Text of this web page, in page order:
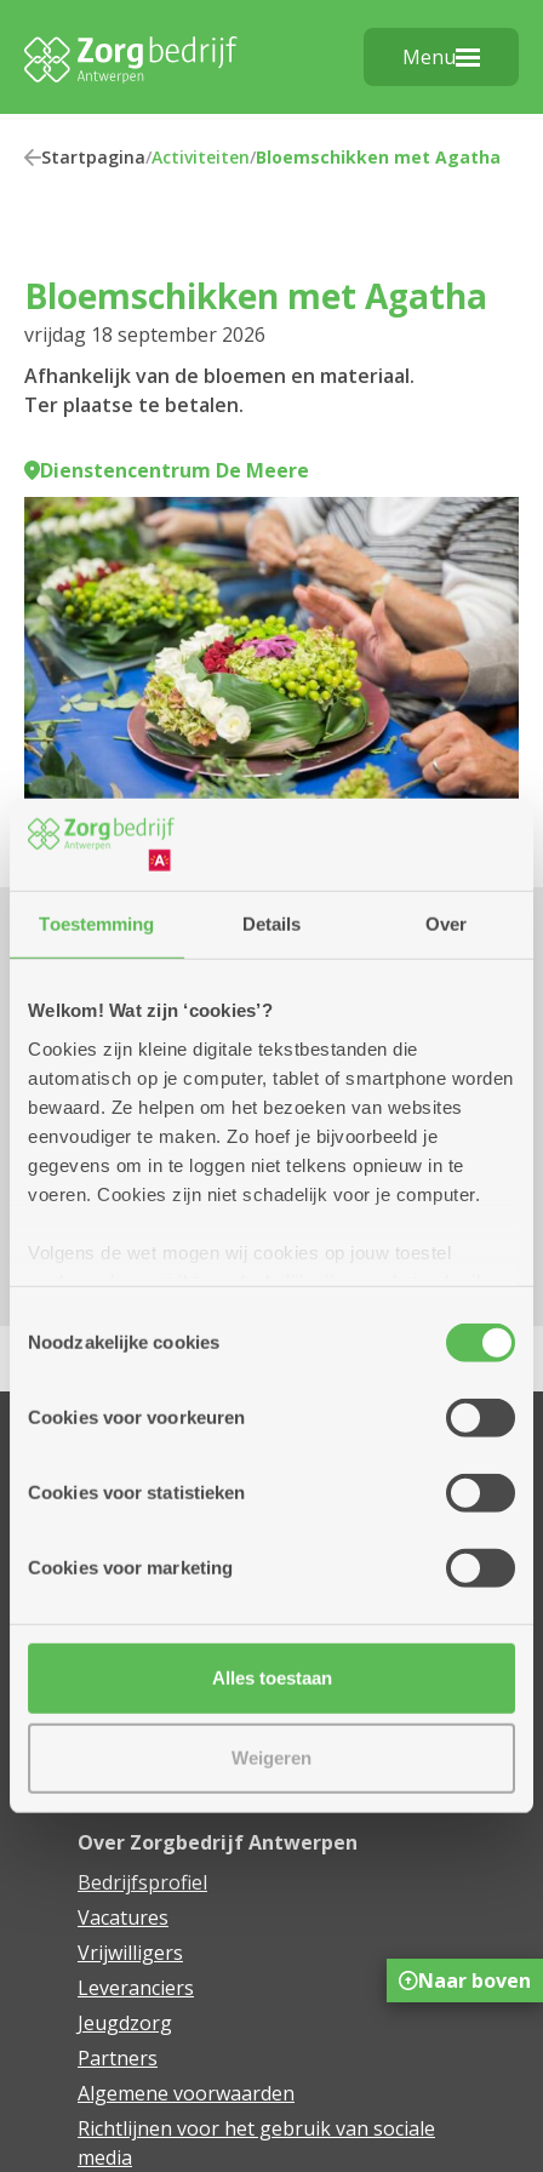
Toestemming Details Over
Welkom! Wat zijn ‘cookies’?
Cookies zijn kleine digitale tekstbestanden die
automatisch op je computer, tablet of smartphone worden
bewaard. Ze helpen om het bezoeken van websites
eenvoudiger te maken. Zo hoef je bijvoorbeeld je
gegevens om in te loggen niet telkens opnieuw in te
voeren. Cookies zijn niet schadelijk voor je computer.
Volgens de wet mogen wij cookies op jouw toestel
cookies hebben we jouw toestemming nodig. Sommige
cookies worden geplaatst door derde partijen die een
informatie over jouw (geanonimiseerd) gebruik van onze
partners kunnen deze gegevens combineren met andere
Noodzakelijke cookies
Cookies voor voorkeuren
Cookies voor statistieken
Cookies voor marketing
Alles toestaan
Weigeren
Menu
Startpagina/Activiteiten/Bloemschikken met Agatha
Bloemschikken met Agatha
vrijdag 18 september 2026
Afhankelijk van de bloemen en materiaal.
Ter plaatse te betalen.
Dienstencentrum De Meere
Praktisch
vrijdag 18 september
2026
14.00 uur tot 15.30
uur
Reserveer vervoer
Dienstencentrum De Meere
2600 Berchem
Delen
Woonzorgcentra
Mijn Zorgbedrijf
Onze innovaties
Over Zorgbedrijf Antwerpen
Bedrijfsprofiel
Vacatures
Vrijwilligers
Leveranciers
Jeugdzorg
Partners
Algemene voorwaarden
Richtlijnen voor het gebruik van sociale
media
Naar boven